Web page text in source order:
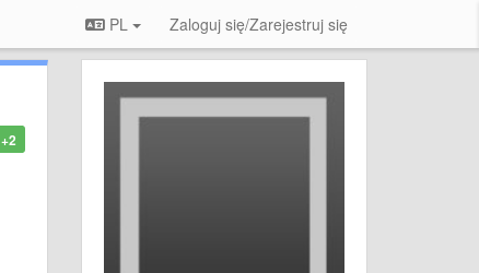
PL Zaloguj się/Zarejestruj się
+2